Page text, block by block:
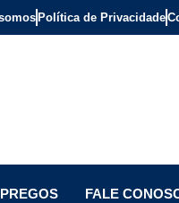
Política de Privacidade
FALE